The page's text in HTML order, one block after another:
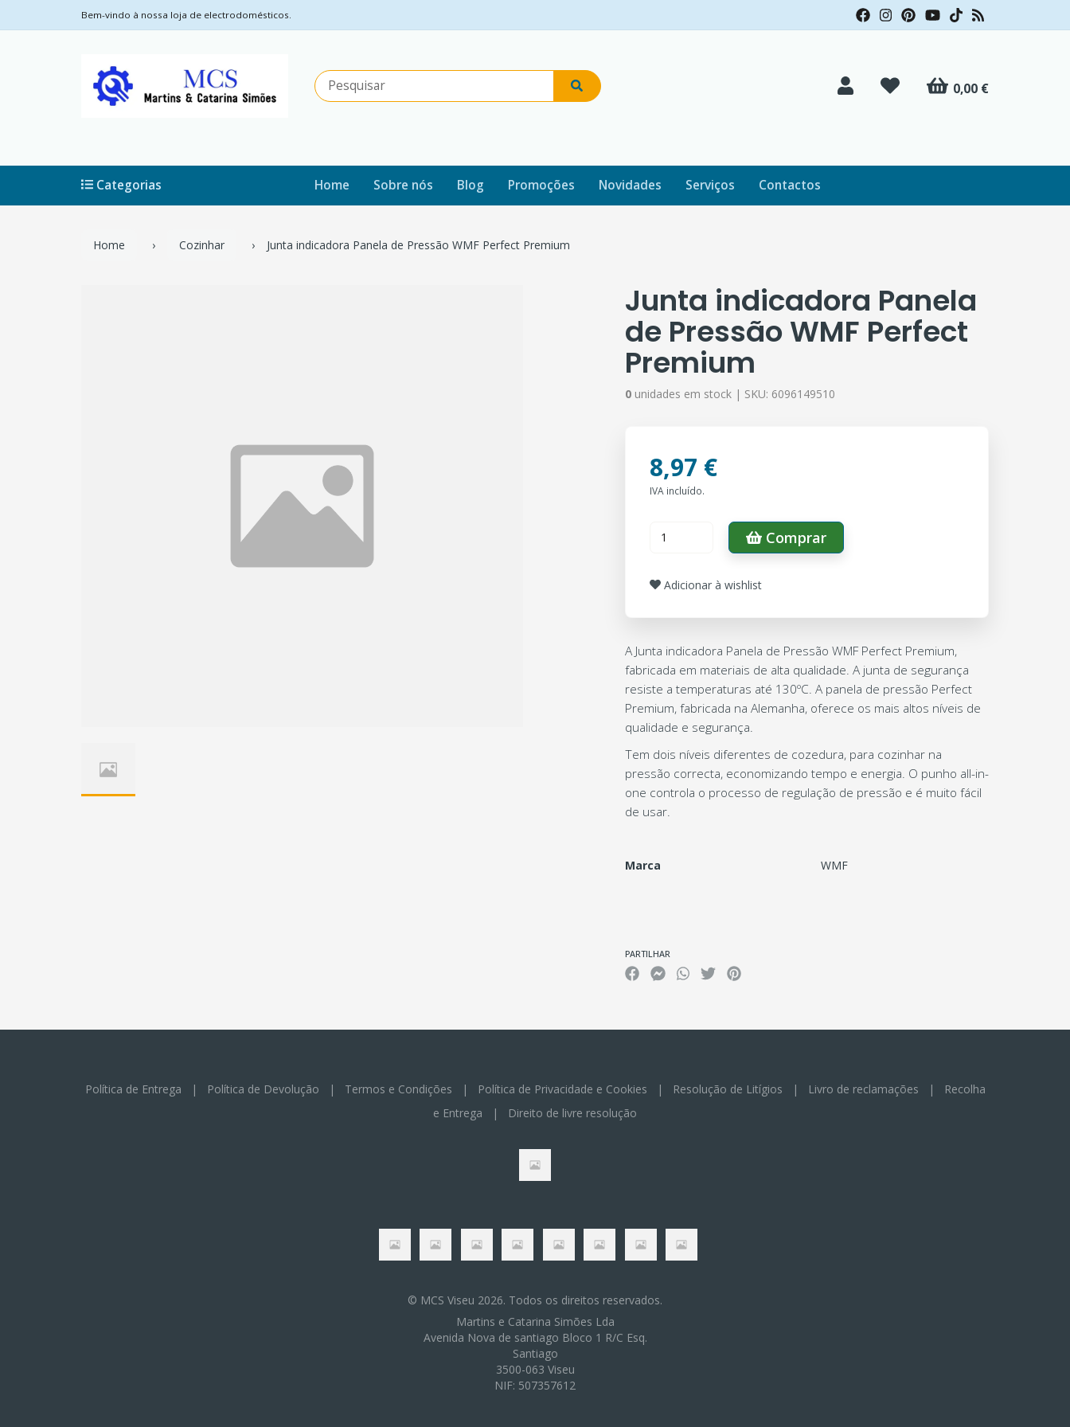
Bem-vindo à nossa loja de electrodomésticos.
0,00 €
Home Sobre nós Blog Promoções Novidades Serviços Contactos
Categorias
Home Cozinhar Junta indicadora Panela de Pressão WMF Perfect Premium
Junta indicadora Panela
de Pressão WMF Perfect
Premium
0unidades em stock | SKU: 6096149510
8,97 €
IVA incluído.
Comprar
Adicionar à wishlist
A Junta indicadora Panela de Pressão WMF Perfect Premium,
fabricada em materiais de alta qualidade. A junta de segurança
resiste a temperaturas até 130ºC. A panela de pressão Perfect
Premium, fabricada na Alemanha, oferece os mais altos níveis de
qualidade e segurança.
Tem dois níveis diferentes de cozedura, para cozinhar na
pressão correcta, economizando tempo e energia. O punho all-in-
one controla o processo de regulação de pressão e é muito fácil
de usar.
Marca
WMF
PARTILHAR
Política de Entrega | Política de Devolução | Termos e Condições | Política de Privacidade e Cookies | Resolução de Litígios | Livro de reclamações |
Recolha
e Entrega | Direito de livre resolução
© MCS Viseu 2026. Todos os direitos reservados.
Martins e Catarina Simões Lda
Avenida Nova de santiago Bloco 1 R/C Esq.
Santiago
3500-063 Viseu
NIF: 507357612